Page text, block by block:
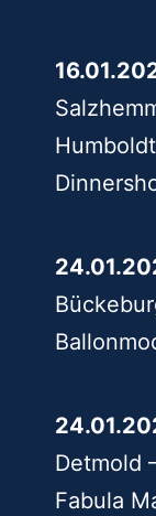
Detmold
Fabula